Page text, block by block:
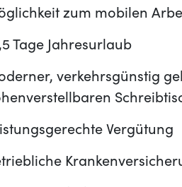
zum mobilen
Tage Jahresurlaub
verkehrsgünstig
Vergütung